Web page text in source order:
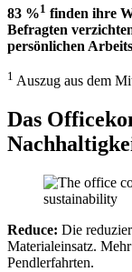
83 %1 finden ihre
Befragten
persönlichen
1 Auszug aus dem
Das
Reduce: Die
Materialeinsatz.
Pendlerfahrten.